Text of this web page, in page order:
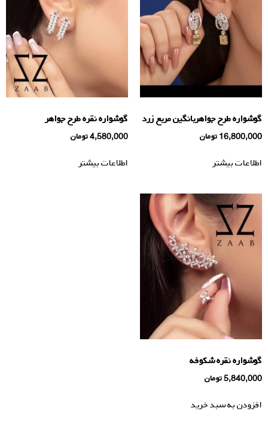
گوشواره طرح جواهربانگین مربع زرد
16,800,000 تومان
اطلاعات بیشتر
گوشواره نقره طرح جواهر
4,580,000تومان
اطلاعات بیشتر
گوشواره نقره شکوفه
5,840,000تومان
افزودن به سبد خرید